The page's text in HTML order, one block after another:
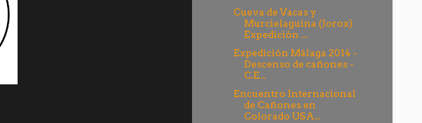
Cueva de Vacas y
Murcielaguina (Jorox)
Expedición ...
Expedición Málaga 2014 -
Descenso de cañones -
C.E...
Encuentro Internacional
de Cañones en
Colorado USA...